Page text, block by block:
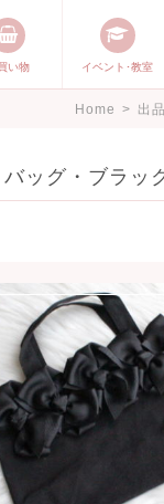
くり表
い物 イベント･教室
Home > 出
ッグ・ブラッ